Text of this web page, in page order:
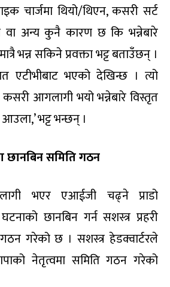
चार्जमा थियो/थिएन, कसरी सर्ट
अन्य कुनै कारण छ कि भन्नेबारे
भन्न सकिने प्रवक्ता भट्ट बताउँछन् ।
एटीभीबाट भएको देखिन्छ । त्यो
कसरी आगलागी भयो भन्नेबारे विस्तृत
भट्ट भन्छन् ।
छानबिन समिति गठन
भएर एआईजी चढ्ने प्राडो
छानबिन गर्न सशस्त्र प्रहरी
गरेको छ । सशस्त्र हेडक्वार्टरले
नेतृत्वमा समिति गठन गरेको